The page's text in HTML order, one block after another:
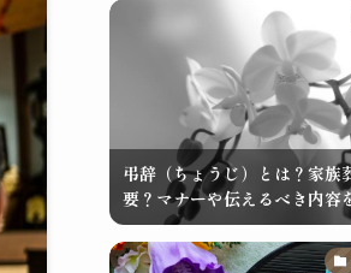
弔辞（ちょうじ）とは？家族
要？マナーや伝えるべき内容